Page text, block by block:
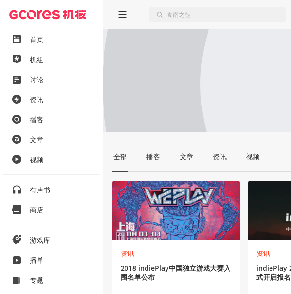
首页
机组
讨论
资讯
播客
文章
视频
有声书
商店
游戏库
播单
专题
全部 播客 文章 资讯 视频
资讯
2018 indiePlay中国独立游戏大赛入
围名单公布
资讯
indiePlay
式开启报名